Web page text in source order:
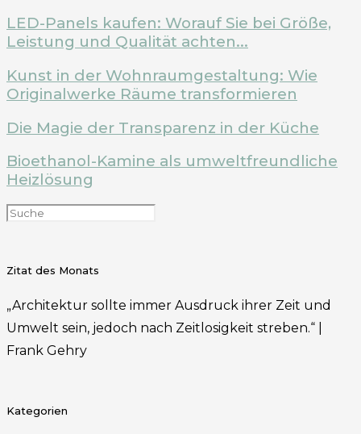
LED-Panels kaufen: Worauf Sie bei Größe,
Leistung und Qualität achten...
Kunst in der Wohnraumgestaltung: Wie
Originalwerke Räume transformieren
Die Magie der Transparenz in der Küche
Bioethanol-Kamine als umweltfreundliche
Heizlösung
Zitat des Monats
„Architektur sollte immer Ausdruck ihrer Zeit und
Umwelt sein, jedoch nach Zeitlosigkeit streben.“ |
Frank Gehry
Kategorien